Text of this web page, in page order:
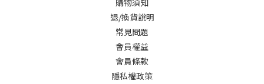
購物須知
退/換貨說明
常見問題
會員權益
會員條款
隱私權政策